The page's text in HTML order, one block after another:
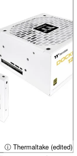
ⓘ Thermaltake (edited)